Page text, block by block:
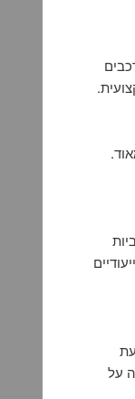
שעות חשוב מאוד.
על